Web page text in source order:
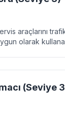
araçlarını
olarak
(Seviye